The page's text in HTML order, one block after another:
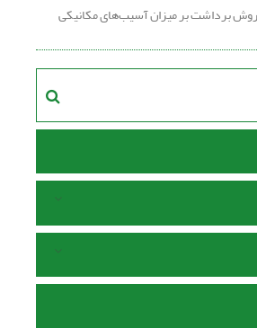
برداشت بر میزان آسیب‌های مکانیکی